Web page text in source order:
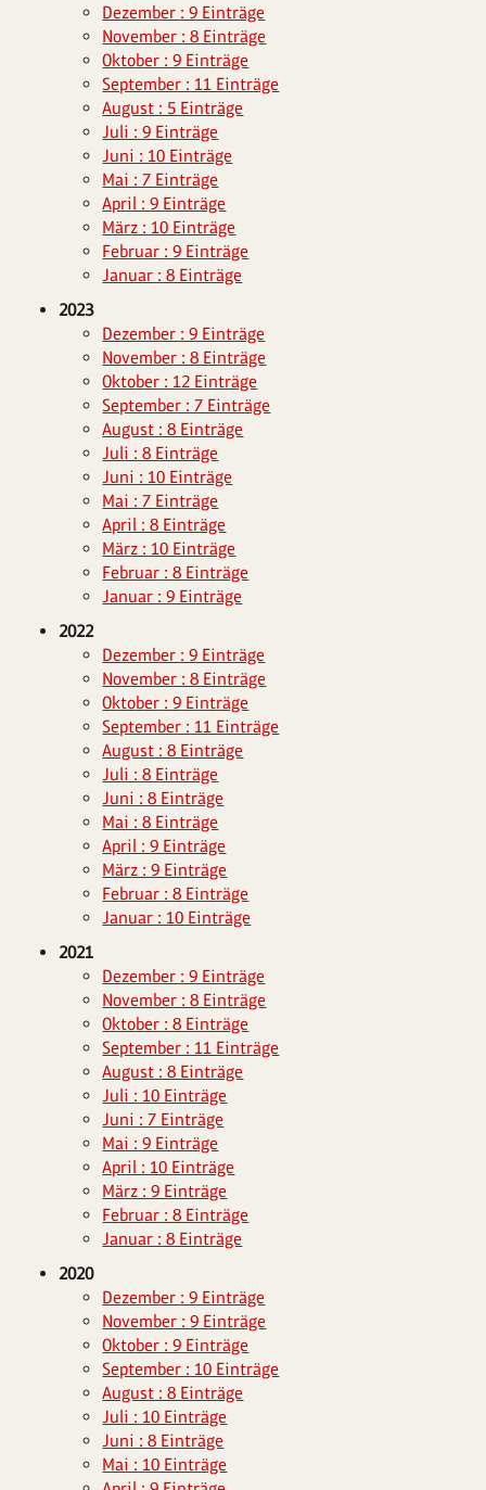
Dezember : 9 Einträge
November : 8 Einträge
Oktober : 9 Einträge
September : 11 Einträge
August : 5 Einträge
Juli : 9 Einträge
Juni : 10 Einträge
Mai : 7 Einträge
April : 9 Einträge
März : 10 Einträge
Februar : 9 Einträge
Januar : 8 Einträge
2023
Dezember : 9 Einträge
November : 8 Einträge
Oktober : 12 Einträge
September : 7 Einträge
August : 8 Einträge
Juli : 8 Einträge
Juni : 10 Einträge
Mai : 7 Einträge
April : 8 Einträge
März : 10 Einträge
Februar : 8 Einträge
Januar : 9 Einträge
2022
Dezember : 9 Einträge
November : 8 Einträge
Oktober : 9 Einträge
September : 11 Einträge
August : 8 Einträge
Juli : 8 Einträge
Juni : 8 Einträge
Mai : 8 Einträge
April : 9 Einträge
März : 9 Einträge
Februar : 8 Einträge
Januar : 10 Einträge
2021
Dezember : 9 Einträge
November : 8 Einträge
Oktober : 8 Einträge
September : 11 Einträge
August : 8 Einträge
Juli : 10 Einträge
Juni : 7 Einträge
Mai : 9 Einträge
April : 10 Einträge
März : 9 Einträge
Februar : 8 Einträge
Januar : 8 Einträge
2020
Dezember : 9 Einträge
November : 9 Einträge
Oktober : 9 Einträge
September : 10 Einträge
August : 8 Einträge
Juli : 10 Einträge
Juni : 8 Einträge
Mai : 10 Einträge